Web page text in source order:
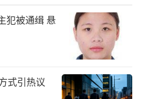
犯被通缉 悬
式引热议